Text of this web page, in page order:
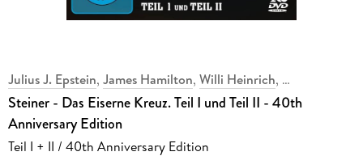
Julius J. Epstein, James Hamilton, Willi Heinrich,
Steiner - Das Eiserne Kreuz. Teil I und Teil II - 40th
Anniversary Edition
Teil I + II / 40th Anniversary Edition